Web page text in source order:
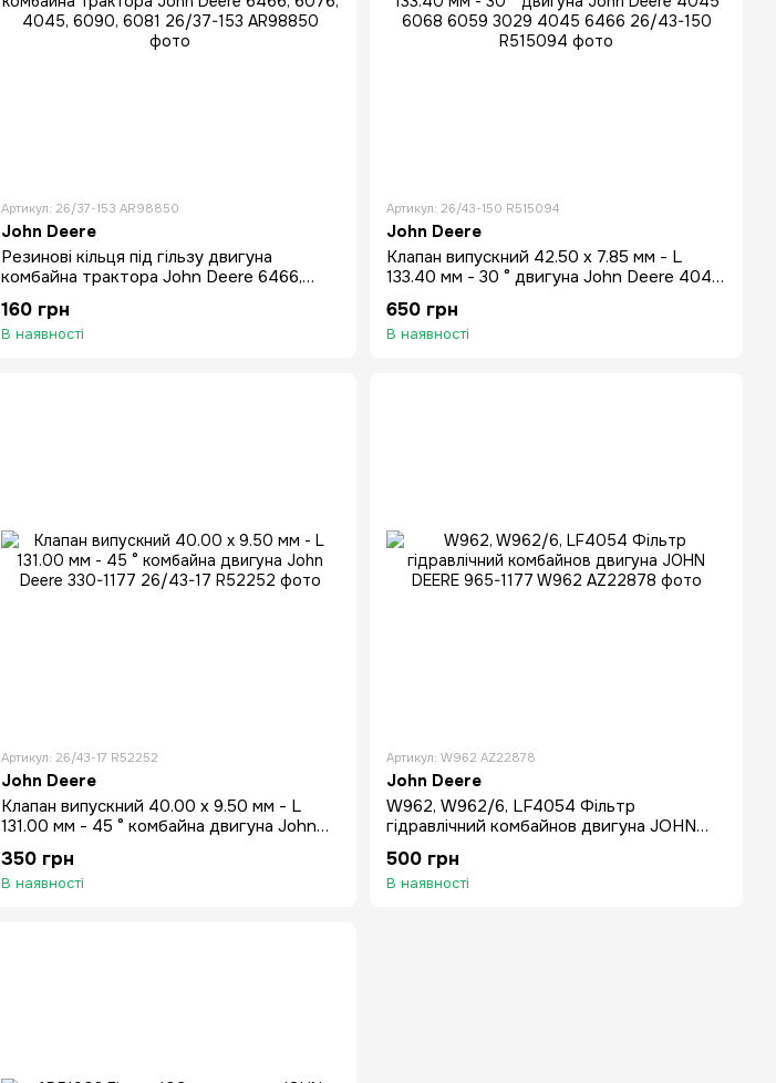
Артикул: 26/37-153 AR98850
John Deere
Резинові кільця під гільзу двигуна
комбайна трактора John Deere 6466,
6076, 4045, 6090, 6081
160 грн
В наявності
Артикул: 26/43-150 R515094
John Deere
Клапан випускний 42.50 x 7.85 мм - L
133.40 мм - 30 ° двигуна John Deere 4045
6068 6059 3029 4045 6466
650 грн
В наявності
Артикул: 26/43-17 R52252
John Deere
Клапан випускний 40.00 x 9.50 мм - L
131.00 мм - 45 ° комбайна двигуна John
350 грн
В наявності
Артикул: W962 AZ22878
John Deere
W962, W962/6, LF4054 Фільтр
гідравлічний комбайнов двигуна JOHN
500 грн
В наявності